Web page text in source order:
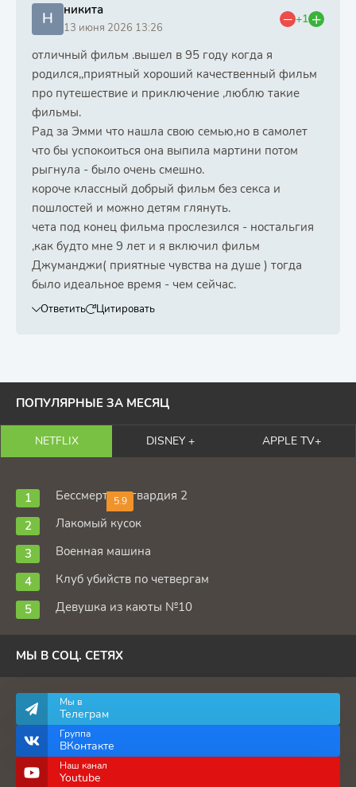
Н никита
13 июня 2026 13:26
+1
отличный фильм .вышел в 95 году когда я
родился,,приятный хороший качественный фильм
про путешествие и приключение ,люблю такие
фильмы.
Рад за Эмми что нашла свою семью,но в самолет
что бы успокоиться она выпила мартини потом
рыгнула - было очень смешно.
короче классный добрый фильм без секса и
пошлостей и можно детям глянуть.
чета под конец фильма прослезился - ностальгия
,как будто мне 9 лет и я включил фильм
Джуманджи( приятные чувства на душе ) тогда
было идеальное время - чем сейчас.
Ответить Цитировать
ПОПУЛЯРНЫЕ ЗА МЕСЯЦ
NETFLIX DISNEY + APPLE TV+
5.9
Бессмертная гвардия 2
Лакомый кусок
Военная машина
Клуб убийств по четвергам
Девушка из каюты №10
МЫ В СОЦ. СЕТЯХ
Мы в
Телеграм
Группа
ВКонтакте
Наш канал
Youtube